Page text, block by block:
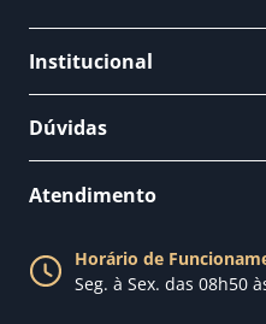
Institucional
Fale conosco
Nossa loja
Dúvidas
Política de Trocas
Política de Entrega
Atendimento
Horário de
Seg. à Sex. das 08h50